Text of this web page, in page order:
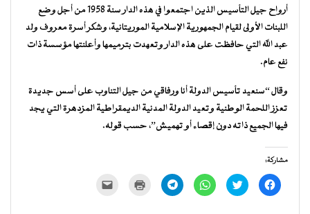
أرواح جيل التأسيس الذين اجتمعوا في هذه الدار سنة 1958 من أجل وضع
اللبنات الأولى لقيام الجمهورية الإسلامية الموريتانية، وشكر أسرة معروف ولد
عبد الله التي حافظت على هذه الدار وتعهدت بترميمها وأعلنتها مؤسسة ذات
نفع عام.
وقال “سنعيد تأسيس الدولة أنا ورفاقي من جيل التناوب على أسس جديدة
تعزز اللحمة الوطنية وتعيد الدولة المدنية الديمقراطية المزدهرة التي يجد
فيها الجميع ذاته دون إقصاء أو تهميش”، حسب قوله.
مشاركة:
انقر
للمشاركة
اضغط
للمشاركة
انقر
للمشاركة
انقر
للمشاركة للطباعة